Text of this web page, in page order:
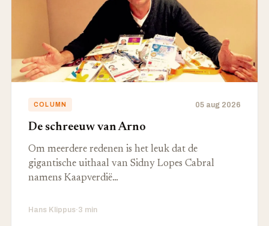
COLUMN 05 aug 2026
De schreeuw van Arno
Om meerdere redenen is het leuk dat de
gigantische uithaal van Sidny Lopes Cabral
namens Kaapverdië…
Hans Klippus·3 min